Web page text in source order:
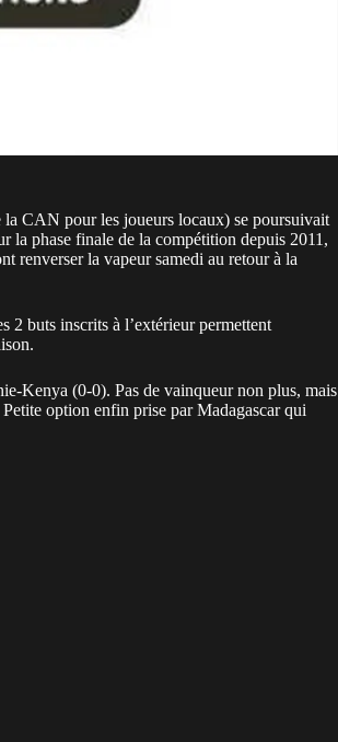
CAN pour les joueurs locaux) se poursuivait
la phase finale de la compétition depuis 2011,
renverser la vapeur samedi au retour à la
2 buts inscrits à l’extérieur permettent
Kenya (0-0). Pas de vainqueur non plus, mais
option enfin prise par Madagascar qui